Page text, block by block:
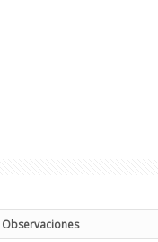
Observaciones